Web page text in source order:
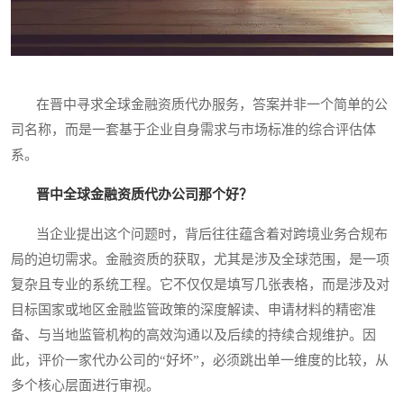
在晋中寻求全球金融资质代办服务，答案并非一个简单的公
司名称，而是一套基于企业自身需求与市场标准的综合评估体
系。
晋中全球金融资质代办公司那个好？
当企业提出这个问题时，背后往往蕴含着对跨境业务合规布
局的迫切需求。金融资质的获取，尤其是涉及全球范围，是一项
复杂且专业的系统工程。它不仅仅是填写几张表格，而是涉及对
目标国家或地区金融监管政策的深度解读、申请材料的精密准
备、与当地监管机构的高效沟通以及后续的持续合规维护。因
此，评价一家代办公司的“好坏”，必须跳出单一维度的比较，从
多个核心层面进行审视。